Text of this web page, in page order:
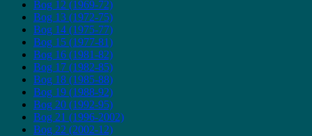
Bog 12 (1969-72)
Bog 13 (1972-75)
Bog 14 (1975-77)
Bog 15 (1977-81)
Bog 16 (1981-82)
Bog 17 (1982-85)
Bog 18 (1985-88)
Bog 19 (1988-92)
Bog 20 (1992-95)
Bog 21 (1996-2002)
Bog 22 (2002-12)